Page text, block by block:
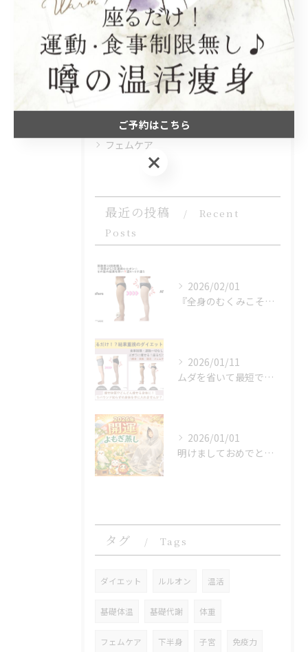
全てのカテゴリー
ダイエット
温活
むくみ
よもぎ蒸し
フェムケア
最近の投稿
Recent
Posts
2026/02/01
『全身のむくみこそ』冬痩せの鍵！！
2026/01/11
ムダを省いて最短で結果へ。時間もお金も賢く使う方法＠福岡吉塚
2026/01/01
明けましておめでとうございます
タグ Tags
ダイエット ルルオン 温活
基礎体温 基礎代謝 体重
フェムケア 下半身 子宮 免疫力
ご予約はこちら
ご予約はこちら